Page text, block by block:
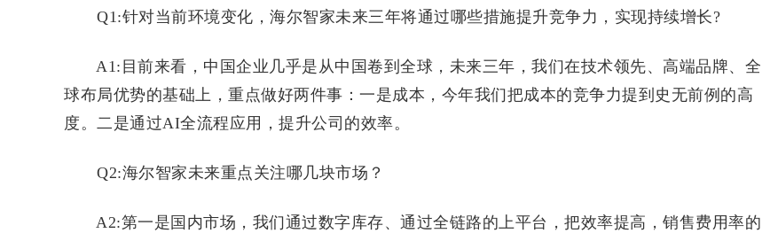
Q1:针对当前环境变化，海尔智家未来三年将通过哪些措施提升竞争力，实现持续增长?
A1:目前来看，中国企业几乎是从中国卷到全球，未来三年，我们在技术领先、高端品牌、全
球布局优势的基础上，重点做好两件事：一是成本，今年我们把成本的竞争力提到史无前例的高
度。二是通过AI全流程应用，提升公司的效率。
Q2:海尔智家未来重点关注哪几块市场？
A2:第一是国内市场，我们通过数字库存、通过全链路的上平台，把效率提高，销售费用率的